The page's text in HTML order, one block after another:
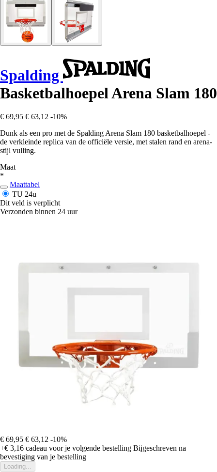
Spalding
Basketbalhoepel Arena Slam 180
€ 69,95 € 63,12 -10%
Dunk als een pro met de Spalding Arena Slam 180 basketbalhoepel -
de verkleinde replica van de officiële versie, met stalen rand en arena-
stijl vulling.
Maat
*
Maattabel
TU 24u
Dit veld is verplicht
Verzonden binnen 24 uur
€ 69,95 € 63,12 -10%
+€ 3,16 cadeau voor je volgende bestelling Bijgeschreven na
bevestiging van je bestelling
Loading...